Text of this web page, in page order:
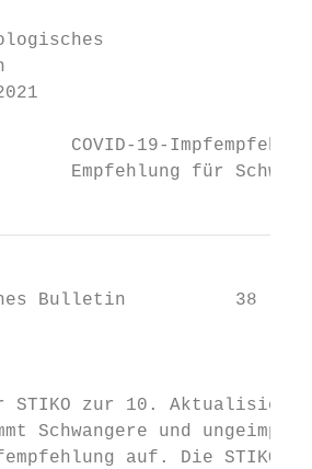
COVID-19-
Empfehlung für
Bulletin
STIKO zur 10.
Schwangere und
auf. Die STIKO